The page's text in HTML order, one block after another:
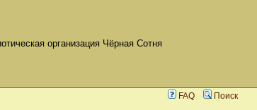
организация Чёрная Сотня
FAQ Поиск